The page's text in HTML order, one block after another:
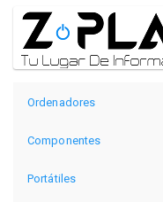
Ordenadores
Componentes
Portátiles